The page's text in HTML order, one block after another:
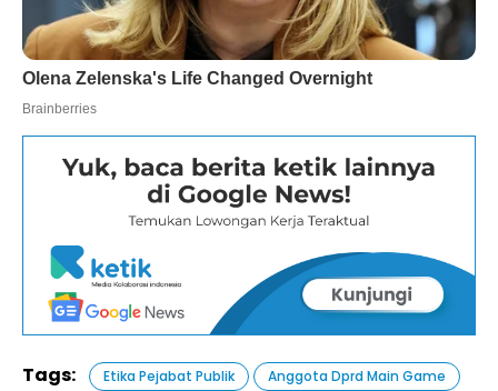
Tags: Etika Pejabat Publik
Anggota Dprd Main Game